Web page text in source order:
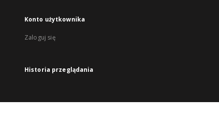
Konto użytkownika
Zaloguj się
Historia przeglądania